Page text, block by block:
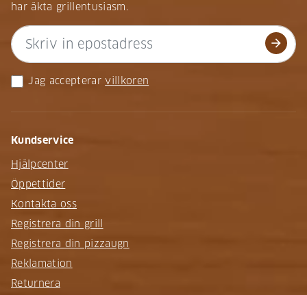
har äkta grillentusiasm.
arrow_forward
Jag accepterar villkoren
Kundservice
Hjälpcenter
Öppettider
Kontakta oss
Registrera din grill
Registrera din pizzaugn
Reklamation
Returnera